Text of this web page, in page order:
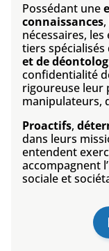
Possédant une
connaissances
nécessaires,
tiers
et de
confidentialité
rigoureuse leur
manipulateurs,
Proactifs,
dans leurs
entendent
accompagnent
sociale et